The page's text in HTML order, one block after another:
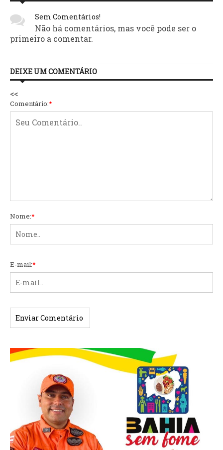
Sem Comentários!
Não há comentários, mas você pode ser o
primeiro a comentar.
DEIXE UM COMENTÁRIO
<<
Comentário:*
Nome:*
E-mail:*